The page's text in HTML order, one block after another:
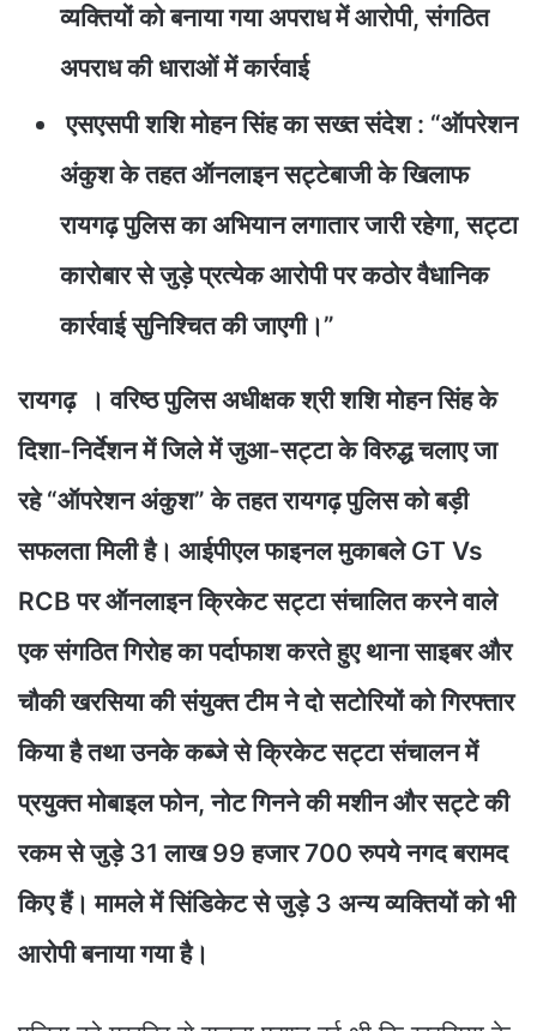
व्यक्तियों को बनाया गया अपराध में आरोपी, संगठित
अपराध की धाराओं में कार्रवाई
एसएसपी शशि मोहन सिंह का सख्त संदेश : “ऑपरेशन
अंकुश के तहत ऑनलाइन सट्टेबाजी के खिलाफ
रायगढ़ पुलिस का अभियान लगातार जारी रहेगा, सट्टा
कारोबार से जुड़े प्रत्येक आरोपी पर कठोर वैधानिक
कार्रवाई सुनिश्चित की जाएगी।”
रायगढ़ । वरिष्ठ पुलिस अधीक्षक श्री शशि मोहन सिंह के
दिशा-निर्देशन में जिले में जुआ-सट्टा के विरुद्ध चलाए जा
रहे “ऑपरेशन अंकुश” के तहत रायगढ़ पुलिस को बड़ी
सफलता मिली है। आईपीएल फाइनल मुकाबले GT Vs
RCB पर ऑनलाइन क्रिकेट सट्टा संचालित करने वाले
एक संगठित गिरोह का पर्दाफाश करते हुए थाना साइबर और
चौकी खरसिया की संयुक्त टीम ने दो सटोरियों को गिरफ्तार
किया है तथा उनके कब्जे से क्रिकेट सट्टा संचालन में
प्रयुक्त मोबाइल फोन, नोट गिनने की मशीन और सट्टे की
रकम से जुड़े 31 लाख 99 हजार 700 रुपये नगद बरामद
किए हैं। मामले में सिंडिकेट से जुड़े 3 अन्य व्यक्तियों को भी
आरोपी बनाया गया है।